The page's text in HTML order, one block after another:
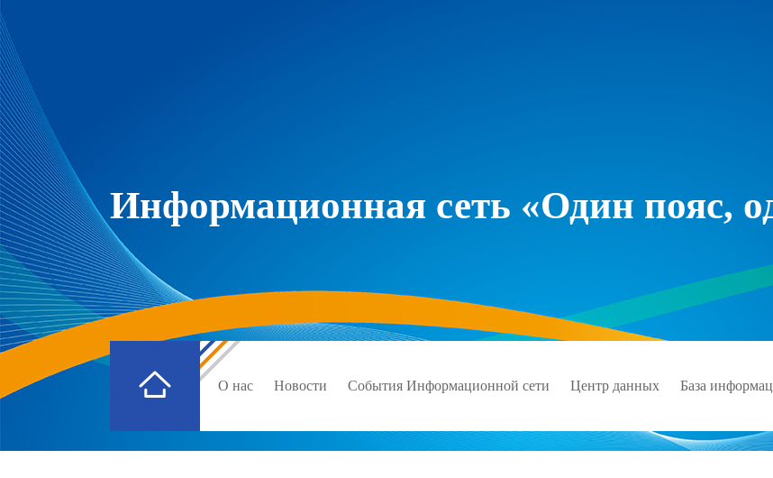
Информационная сеть «Один пояс,
О нас Новости События Информационной сети Центр данных База